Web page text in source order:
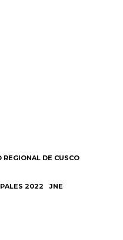
DE CUSCO
2022
JNE